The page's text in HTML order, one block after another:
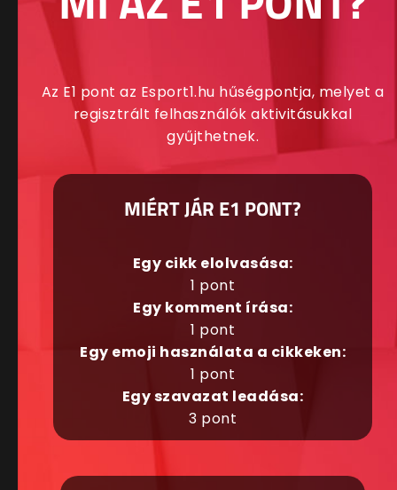
Az E1 pont az Esport1.hu hűségpontja, melyet a
regisztrált felhasználók aktivitásukkal
gyűjthetnek.
MIÉRT JÁR E1 PONT?
Egy cikk elolvasása:
1 pont
Egy komment írása:
1 pont
Egy emoji használata a cikkeken:
1 pont
Egy szavazat leadása:
3 pont